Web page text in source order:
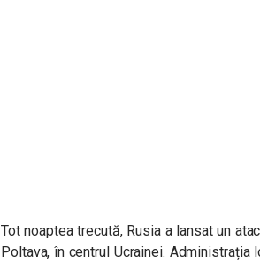
Tot noaptea trecută, Rusia a lansat un
Poltava, în centrul Ucrainei. Administrația